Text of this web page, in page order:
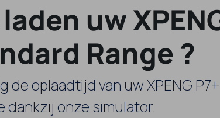
uw
Range ?
oplaadtijd van uw XPENG P7+
dankzij onze simulator.